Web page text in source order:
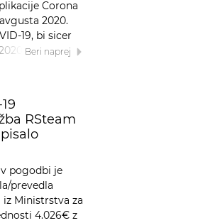
Corona
2020.
19, bi sicer
a se to kot
Beri naprej
RSteam
pogodbi je
prevedla
iz Ministrstva za
4.026€ z